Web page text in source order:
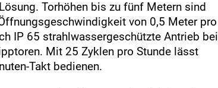
Torhöhen bis zu fünf Metern sind
von 0,5 Meter pro
IP 65 strahlwassergeschützte Antrieb bei
Mit 25 Zyklen pro Stunde lässt
Takt bedienen.